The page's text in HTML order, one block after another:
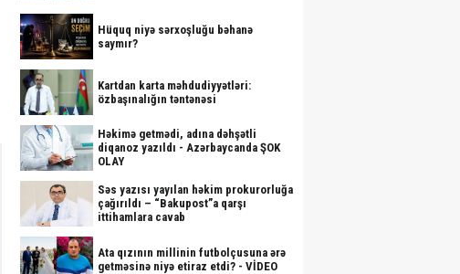
Hüquq niyə sərxoşluğu bəhanə
saymır?
Kartdan karta məhdudiyyətləri:
özbaşınalığın təntənəsi
Həkimə getmədi, adına dəhşətli
diqanoz yazıldı - Azərbaycanda ŞOK
OLAY
Səs yazısı yayılan həkim prokurorluğa
çağırıldı – “Bakupost”a qarşı
ittihamlara cavab
Ata qızının millinin futbolçusuna ərə
getməsinə niyə etiraz etdi? - VİDEO